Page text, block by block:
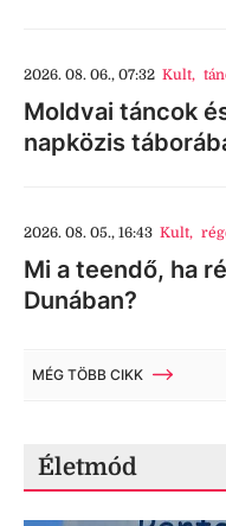
2026. 08. 06., 07:32 Kult,
Moldvai táncok
napközis
2026. 08. 05., 16:43 Kult,
Mi a teendő, ha
Dunában?
MÉG TÖBB CIKK
Életmód